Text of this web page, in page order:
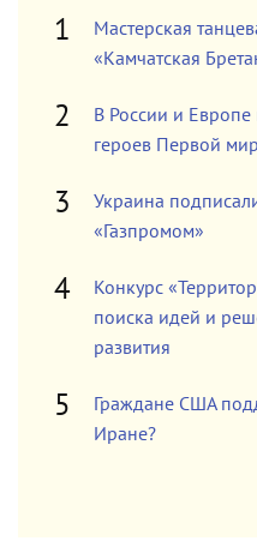
Мастерская
«Камчатская
В России и Европе
героев Первой
Украина
«Газпромом»
Конкурс
поиска идей и
развития
Граждане США
Иране?